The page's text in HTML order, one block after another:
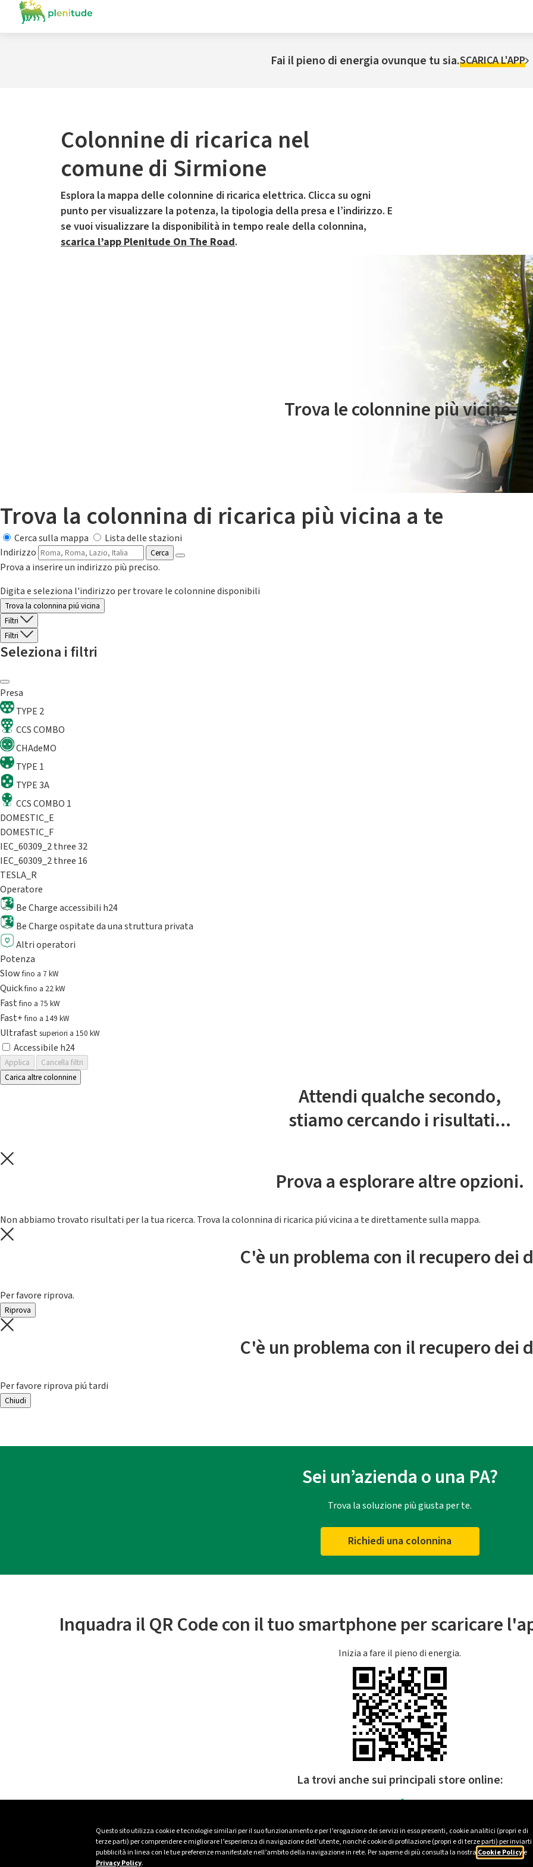
Questo sito utilizza cookie e tecnologie similari per il suo funzionamento e per l’erogazione dei servizi in esso presenti, cookie analitici (propri e di
terze parti) per comprendere e migliorare l’esperienza di navigazione dell’utente, nonché cookie di profilazione (propri e di terze parti) per inviarti
pubblicità in linea con le tue preferenze manifestate nell’ambito della navigazione in rete. Per saperne di più consulta la nostra Cookie Policye
Privacy Policy.
Fai il pieno di energia ovunque tu sia.SCARICA L'APP
Colonnine di ricarica nel
comune di Sirmione
Esplora la mappa delle colonnine di ricarica elettrica. Clicca su ogni
punto per visualizzare la potenza, la tipologia della presa e l’indirizzo. E
se vuoi visualizzare la disponibilità in tempo reale della colonnina,
scarica l’app Plenitude On The Road.
Il servizio di mobilità elettrica è gestito da Plenitude On The Road
Trova le colonnine più vicine.
Trova la colonnina di ricarica più vicina a te
Cerca sulla mappa
Lista delle stazioni
Indirizzo
Cerca
Prova a inserire un indirizzo più preciso.
Digita e seleziona l'indirizzo per trovare le colonnine disponibili
Trova la colonnina piú vicina
Filtri
Filtri
Seleziona i filtri
Presa
TYPE 2
CCS COMBO
CHAdeMO
TYPE 1
TYPE 3A
CCS COMBO 1
DOMESTIC_E
DOMESTIC_F
IEC_60309_2 three 32
IEC_60309_2 three 16
TESLA_R
Operatore
Be Charge accessibili h24
Be Charge ospitate da una struttura privata
Altri operatori
Potenza
Slowfino a 7 kW
Quickfino a 22 kW
Fastfino a 75 kW
Fast+fino a 149 kW
Ultrafast superiori a 150 kW
Accessibile h24
Applica
Cancella filtri
Carica altre colonnine
Attendi qualche secondo,
stiamo cercando i risultati...
Prova a esplorare altre opzioni.
Non abbiamo trovato risultati per la tua ricerca. Trova la colonnina di ricarica piú vicina a te direttamente sulla mappa.
C'è un problema con il recupero dei
Per favore riprova.
Riprova
C'è un problema con il recupero dei
Per favore riprova piú tardi
Chiudi
Sei un’azienda o una PA?
Trova la soluzione più giusta per te.
Richiedi una colonnina
Inquadra il QR Code con il tuo smartphone per scaricare
Inizia a fare il pieno di energia.
La trovi anche sui principali store online: